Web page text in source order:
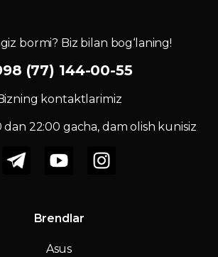
bormi? Biz bilan bog‘laning!
(77) 144-00-55
kontaktlarimiz
dan 22:00 gacha, dam olish kunisiz
Brendlar
Asus